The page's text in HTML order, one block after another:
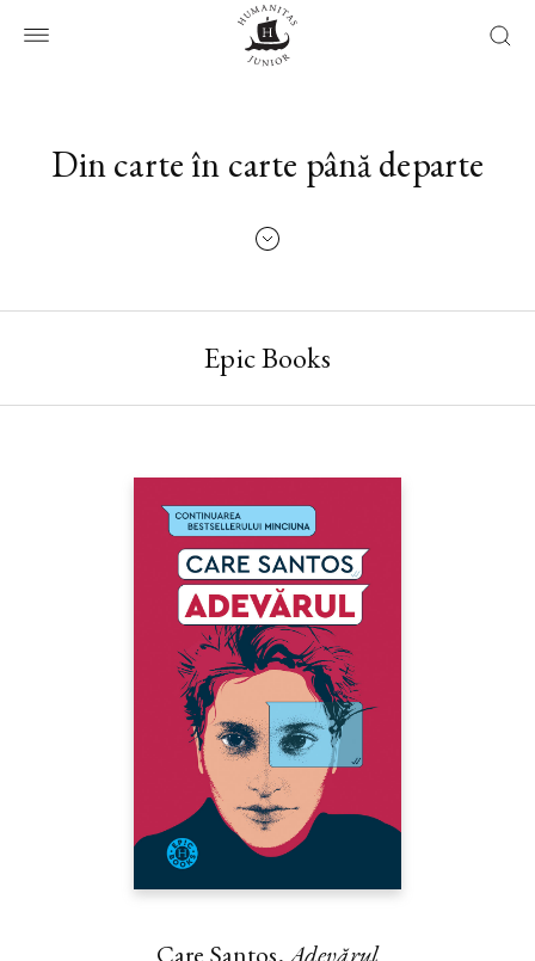
Din carte în carte până departe
Epic Books